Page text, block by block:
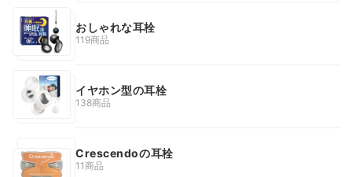
おしゃれな耳栓
119商品
イヤホン型の耳栓
138商品
Crescendoの耳栓
11商品